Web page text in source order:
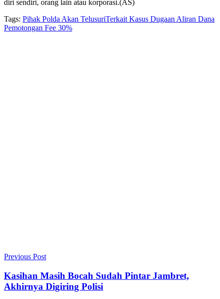
diri sendiri, orang lain atau korporasi.(AS)
Tags: Pihak Polda Akan TelusuriTerkait Kasus Dugaan Aliran Dana
Pemotongan Fee 30%
Previous Post
Kasihan Masih Bocah Sudah Pintar Jambret,
Akhirnya Digiring Polisi